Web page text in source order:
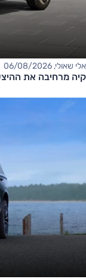
אלי שאולי, 06/08/2026
קיה מרחיבה את